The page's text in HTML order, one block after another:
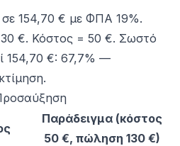
σε 154,70 € με ΦΠΑ 19%.
€. Κόστος = 50 €. Σωστό
154,70 €: 67,7% —
Παράδειγμα (κόστος
50 €, πώληση 130 €)